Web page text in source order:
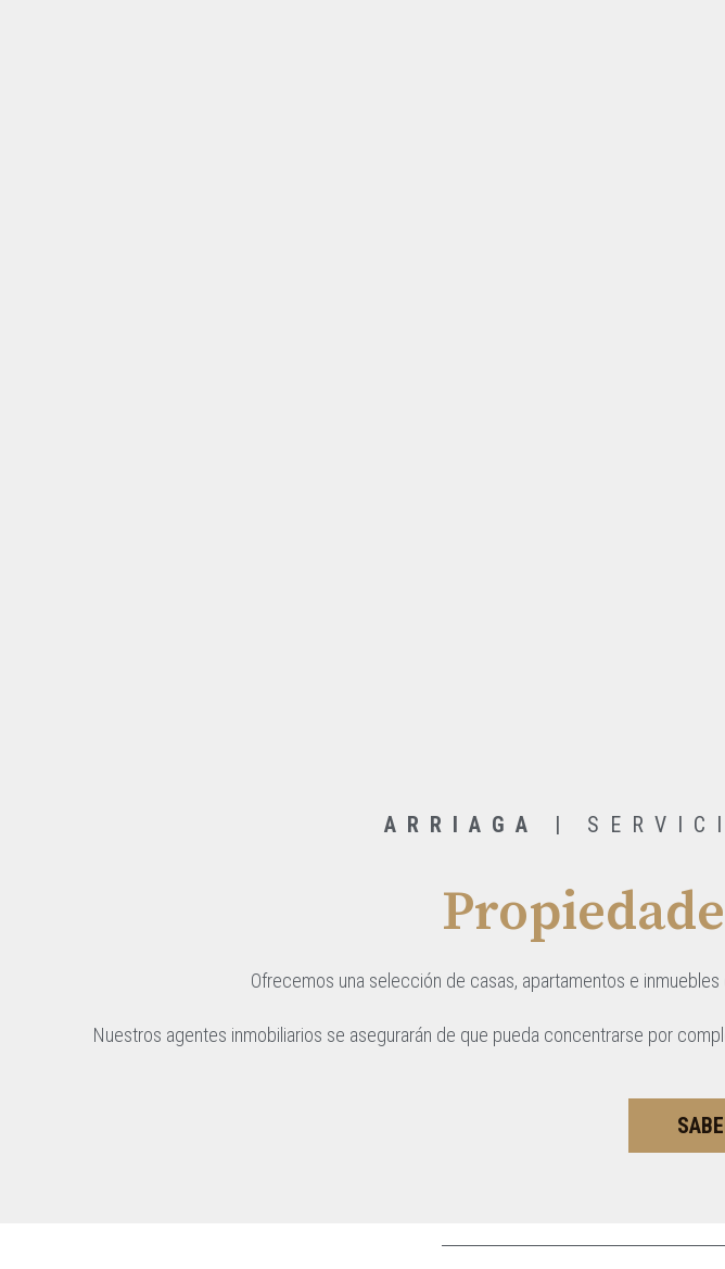
ARRIAGA |
Ofrecemos una selección de casas, apartamentos e
Nuestros agentes inmobiliarios se asegurarán de que pueda concentrarse por